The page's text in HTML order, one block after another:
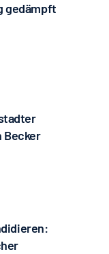
gedämpft
Becker